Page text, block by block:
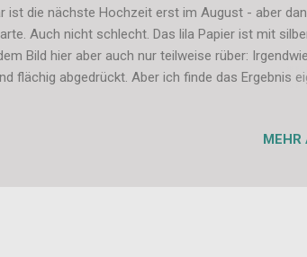
ist die nächste Hochzeit erst im August - aber
Auch nicht schlecht. Das lila Papier ist mit
Bild hier aber auch nur teilweise rüber:
flächig abgedrückt. Aber ich finde das Ergebnis
MEHR